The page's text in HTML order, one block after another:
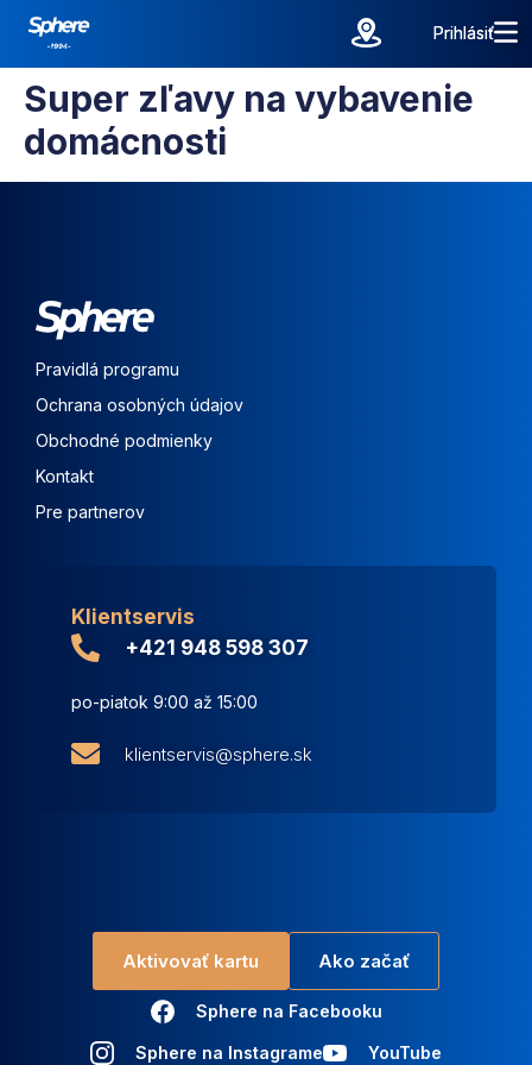
Prihlásiť
Prihlásiť
Super zľavy na vybavenie
domácnosti
Klientservis
+421 948 598 307
po-piatok 9:00 až 15:00
klientservis@sphere.sk
Pravidlá programu
Ochrana osobných údajov
Obchodné podmienky
Kontakt
Pre partnerov
Aktivovať kartu Ako začať
Sphere na Facebooku
Sphere na Instagrame YouTube